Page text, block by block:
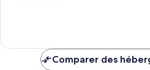
Comparer des